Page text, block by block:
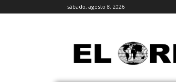
sábado, agosto 8, 2026